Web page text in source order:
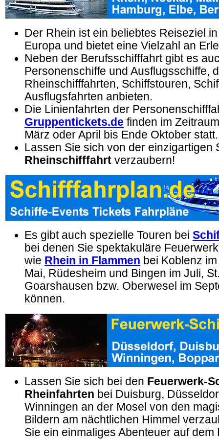
Der Rhein ist ein beliebtes Reiseziel
Europa und bietet eine Vielzahl an
Neben der Berufsschifffahrt gibt es
Personenschiffe und Ausflugsschiffe,
Rheinschifffahrten, Schiffstouren,
Ausflugsfahrten anbieten.
Die Linienfahrten der
Gruppentickets.de finden im
März oder April bis Ende Oktober statt.
Lassen Sie sich von der einzigartigen
Rheinschifffahrt verzaubern!
Es gibt auch spezielle Touren bei
bei denen Sie spektakuläre
wie Rhein in Flammen bei Koblenz
Mai, Rüdesheim und Bingen im Juli,
Goarshausen bzw. Oberwesel im
können.
Lassen Sie sich bei den Feuerwerk-
Rheinfahrten bei Duisburg,
Winningen an der Mosel von den
Bildern am nächtlichen Himmel
Sie ein einmaliges Abenteuer auf dem